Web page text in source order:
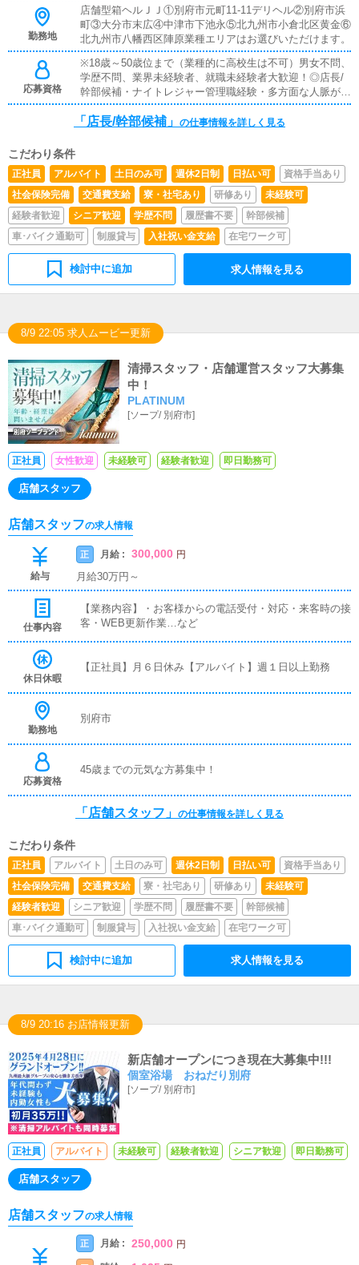
おります！是非、当店で学びながら仕事をし、貴方の夢を
叶えて下さい！！【女性スタッフ特別募集中！】元キャス
トの方や業界経験者で、事務作業などにご興味のある方は
高待遇でお待ちしております！！≪店長・幹部候補/店舗
スタッフ≫営業状況の分析・改善・スタッフ・コンパニ
オンへの指導など店舗経営の方向性の決定に深く関わる重
要ポストです。やる気と責任感を持った方を募集していま
す。
勤務地
店舗型箱ヘルＪＪ①別府市元町11-11デリヘル②別府市浜
町③大分市末広④中津市下池永⑤北九州市小倉北区黄金⑥
北九州市八幡西区陣原業種エリアはお選びいただけます。
応募資格
※18歳～50歳位まで（業種的に高校生は不可）男女不問、
学歴不問、業界未経験者、就職未経験者大歓迎！◎店長/
幹部候補・ナイトレジャー管理職経験・多方面な人脈があ
る・女性管理スキル ・学歴・年齢不問◎店舗スタッフ・
学歴・年齢不問・接客経験があれば◎・やる気のある方や
作実績のわかるものをご持参ください。※インターネット
関連の知識と技術のある経験者優遇◎ドライバー・学歴・
年齢不問・普通運転免許を取得して2年以上経過している
方※任意保険等の加入済みの自家用車の持込みが出来る
方。自家用車をお持ちでない方も歓迎です。がんばり次第
で年収1000万円以上が可能です(現在数名が達成中・未経
験から入社の方もおられます）身分証必須・本籍地記載の
住民票＋運転免許証またはパスポートまたは住民基本台帳
合はお問い合わせください※暴力団関係者及びそれに準ず
「店長/幹部候補」 の仕事情報を詳しく見る
こだわり条件
正社員 アルバイト 土日のみ可 週休2日制 日払い可
資格手当あり
社会保険完備
交通費支給 寮・社宅あり 研修あり
未経験可
経験者歓迎
シニア歓迎 学歴不問 履歴書不要
幹部候補
車･バイク通勤可
制服貸与 入社祝い金支給 在宅ワーク可
検討中に追加 求人情報を見る
8/9 22:05 求人ムービー更新
清掃スタッフ・店舗運営スタッフ大募集
中！
PLATINUM
[ソープ/ 別府市]
正社員 女性歓迎 未経験可 経験者歓迎 即日勤務可
店舗スタッフ
店舗スタッフの求人情報
給与
正 月給 : 300,000 円
月給30万円～
仕事内容
【業務内容】・お客様からの電話受付・対応・来客時の接
客・WEB更新作業…など
休日休暇
【正社員】月６日休み【アルバイト】週１日以上勤務
勤務地
別府市
応募資格
45歳までの元気な方募集中！
「店舗スタッフ」 の仕事情報を詳しく見る
こだわり条件
正社員 アルバイト 土日のみ可 週休2日制 日払い可
資格手当あり
社会保険完備
交通費支給 寮・社宅あり 研修あり
未経験可
経験者歓迎
シニア歓迎 学歴不問 履歴書不要
幹部候補
車･バイク通勤可
制服貸与 入社祝い金支給 在宅ワーク可
検討中に追加 求人情報を見る
8/9 20:16 お店情報更新
新店舗オープンにつき現在大募集中!!!
個室浴場 おねだり別府
[ソープ/ 別府市]
正社員 アルバイト 未経験可 経験者歓迎 シニア歓迎 即日勤務可
店舗スタッフ
店舗スタッフの求人情報
正 月給 : 250,000 円